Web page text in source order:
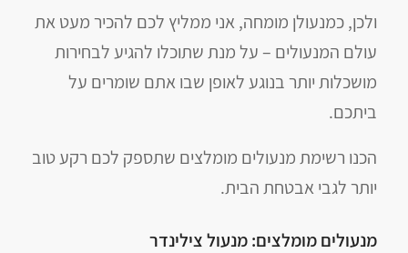
ולכן, כמנעולן מומחה, אני ממליץ לכם להכיר מעט את
עולם המנעולים – על מנת שתוכלו להגיע לבחירות
מושכלות יותר בנוגע לאופן שבו אתם שומרים על
ביתכם.
הכנו רשימת מנעולים מומלצים שתספק לכם רקע טוב
יותר לגבי אבטחת הבית.
מנעולים מומלצים: מנעול צילינדר